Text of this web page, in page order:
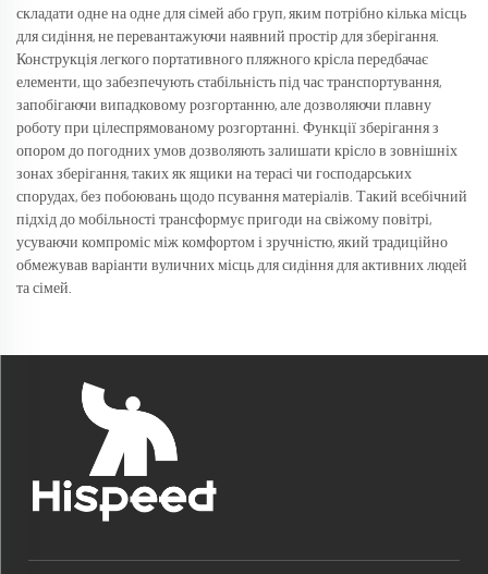
складати одне на одне для сімей або груп, яким потрібно кілька місць
для сидіння, не перевантажуючи наявний простір для зберігання.
Конструкція легкого портативного пляжного крісла передбачає
елементи, що забезпечують стабільність під час транспортування,
запобігаючи випадковому розгортанню, але дозволяючи плавну
роботу при цілеспрямованому розгортанні. Функції зберігання з
опором до погодних умов дозволяють залишати крісло в зовнішніх
зонах зберігання, таких як ящики на терасі чи господарських
спорудах, без побоювань щодо псування матеріалів. Такий всебічний
підхід до мобільності трансформує пригоди на свіжому повітрі,
усуваючи компроміс між комфортом і зручністю, який традиційно
обмежував варіанти вуличних місць для сидіння для активних людей
та сімей.